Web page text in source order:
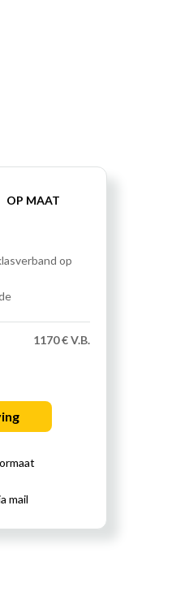
OP MAAT
op
1170 € V.B.
mail